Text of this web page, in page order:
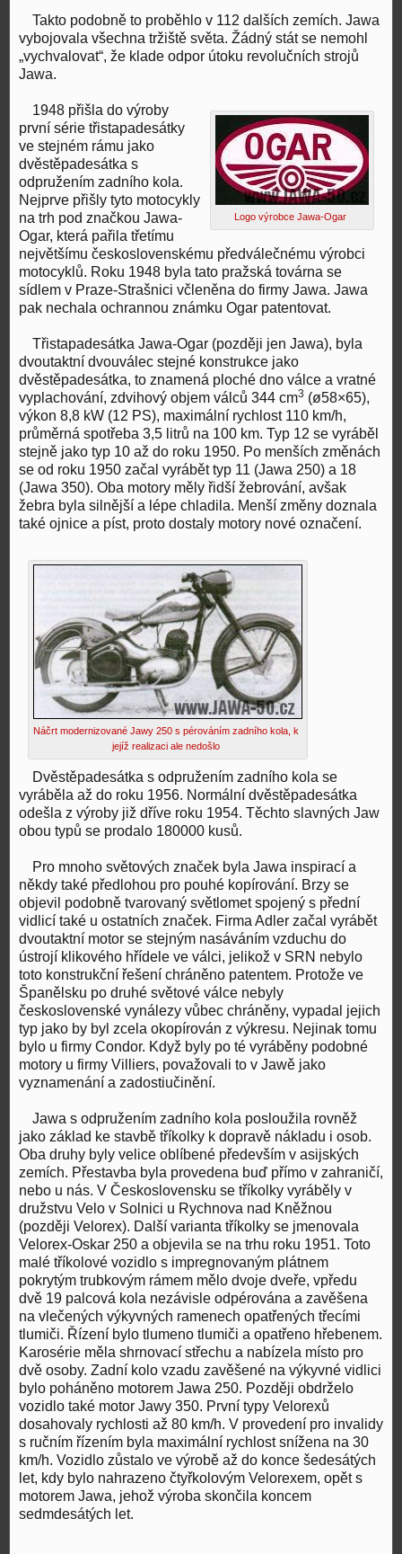
Takto podobně to proběhlo v 112 dalších zemích. Jawa
vybojovala všechna tržiště světa. Žádný stát se nemohl
„vychvalovat“, že klade odpor útoku revolučních strojů
Jawa.
Logo výrobce Jawa-Ogar
1948 přišla do výroby
první série třistapadesátky
ve stejném rámu jako
dvěstěpadesátka s
odpružením zadního kola.
Nejprve přišly tyto motocykly
na trh pod značkou Jawa-
Ogar, která pařila třetímu
největšímu československému předválečnému výrobci
motocyklů. Roku 1948 byla tato pražská továrna se
sídlem v Praze-Strašnici včleněna do firmy Jawa. Jawa
pak nechala ochrannou známku Ogar patentovat.
Třistapadesátka Jawa-Ogar (později jen Jawa), byla
dvoutaktní dvouválec stejné konstrukce jako
dvěstěpadesátka, to znamená ploché dno válce a vratné
vyplachování, zdvihový objem válců 344 cm3 (ø58×65),
výkon 8,8 kW (12 PS), maximální rychlost 110 km/h,
průměrná spotřeba 3,5 litrů na 100 km. Typ 12 se vyráběl
stejně jako typ 10 až do roku 1950. Po menších změnách
se od roku 1950 začal vyrábět typ 11 (Jawa 250) a 18
(Jawa 350). Oba motory měly řidší žebrování, avšak
žebra byla silnější a lépe chladila. Menší změny doznala
také ojnice a píst, proto dostaly motory nové označení.
Náčrt modernizované Jawy 250 s pérováním zadního kola, k
jejíž realizaci ale nedošlo
Dvěstěpadesátka s odpružením zadního kola se
vyráběla až do roku 1956. Normální dvěstěpadesátka
odešla z výroby již dříve roku 1954. Těchto slavných Jaw
obou typů se prodalo 180000 kusů.
Pro mnoho světových značek byla Jawa inspirací a
někdy také předlohou pro pouhé kopírování. Brzy se
objevil podobně tvarovaný světlomet spojený s přední
vidlicí také u ostatních značek. Firma Adler začal vyrábět
dvoutaktní motor se stejným nasáváním vzduchu do
ústrojí klikového hřídele ve válci, jelikož v SRN nebylo
toto konstrukční řešení chráněno patentem. Protože ve
Španělsku po druhé světové válce nebyly
československé vynálezy vůbec chráněny, vypadal jejich
typ jako by byl zcela okopírován z výkresu. Nejinak tomu
bylo u firmy Condor. Když byly po té vyráběny podobné
motory u firmy Villiers, považovali to v Jawě jako
vyznamenání a zadostiučinění.
Jawa s odpružením zadního kola posloužila rovněž
jako základ ke stavbě tříkolky k dopravě nákladu i osob.
Oba druhy byly velice oblíbené především v asijských
zemích. Přestavba byla provedena buď přímo v zahraničí,
nebo u nás. V Československu se tříkolky vyráběly v
družstvu Velo v Solnici u Rychnova nad Kněžnou
(později Velorex). Další varianta tříkolky se jmenovala
Velorex-Oskar 250 a objevila se na trhu roku 1951. Toto
malé tříkolové vozidlo s impregnovaným plátnem
pokrytým trubkovým rámem mělo dvoje dveře, vpředu
dvě 19 palcová kola nezávisle odpérována a zavěšena
na vlečených výkyvných ramenech opatřených třecími
tlumiči. Řízení bylo tlumeno tlumiči a opatřeno hřebenem.
Karosérie měla shrnovací střechu a nabízela místo pro
dvě osoby. Zadní kolo vzadu zavěšené na výkyvné vidlici
bylo poháněno motorem Jawa 250. Později obdrželo
vozidlo také motor Jawy 350. První typy Velorexů
dosahovaly rychlosti až 80 km/h. V provedení pro invalidy
s ručním řízením byla maximální rychlost snížena na 30
km/h. Vozidlo zůstalo ve výrobě až do konce šedesátých
let, kdy bylo nahrazeno čtyřkolovým Velorexem, opět s
motorem Jawa, jehož výroba skončila koncem
sedmdesátých let.